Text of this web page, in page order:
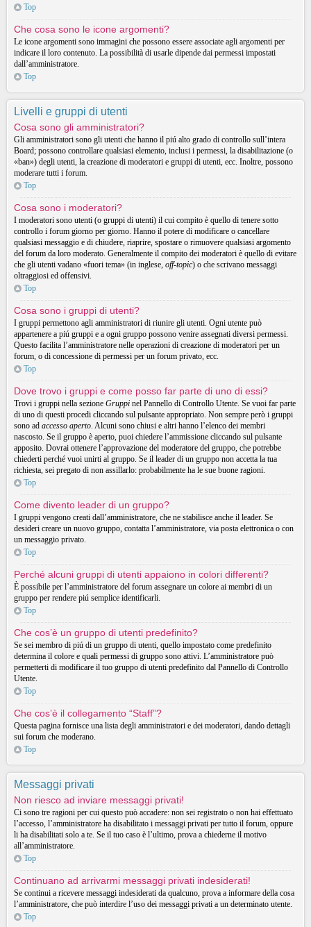
Top
Che cosa sono le icone argomenti?
Le icone argomenti sono immagini che possono essere associate agli argomenti per
indicare il loro contenuto. La possibilità di usarle dipende dai permessi impostati
dall’amministratore.
Top
Livelli e gruppi di utenti
Cosa sono gli amministratori?
Gli amministratori sono gli utenti che hanno il piú alto grado di controllo sull’intera
Board; possono controllare qualsiasi elemento, inclusi i permessi, la disabilitazione (o
«ban») degli utenti, la creazione di moderatori e gruppi di utenti, ecc. Inoltre, possono
moderare tutti i forum.
Top
Cosa sono i moderatori?
I moderatori sono utenti (o gruppi di utenti) il cui compito è quello di tenere sotto
controllo i forum giorno per giorno. Hanno il potere di modificare o cancellare
qualsiasi messaggio e di chiudere, riaprire, spostare o rimuovere qualsiasi argomento
del forum da loro moderato. Generalmente il compito dei moderatori è quello di evitare
che gli utenti vadano «fuori tema» (in inglese, off-topic) o che scrivano messaggi
oltraggiosi ed offensivi.
Top
Cosa sono i gruppi di utenti?
I gruppi permettono agli amministratori di riunire gli utenti. Ogni utente può
appartenere a piú gruppi e a ogni gruppo possono venire assegnati diversi permessi.
Questo facilita l’amministratore nelle operazioni di creazione di moderatori per un
forum, o di concessione di permessi per un forum privato, ecc.
Top
Dove trovo i gruppi e come posso far parte di uno di essi?
Trovi i gruppi nella sezione Gruppi nel Pannello di Controllo Utente. Se vuoi far parte
di uno di questi procedi cliccando sul pulsante appropriato. Non sempre però i gruppi
sono ad accesso aperto. Alcuni sono chiusi e altri hanno l’elenco dei membri
nascosto. Se il gruppo è aperto, puoi chiedere l’ammissione cliccando sul pulsante
apposito. Dovrai ottenere l’approvazione del moderatore del gruppo, che potrebbe
chiederti perché vuoi unirti al gruppo. Se il leader di un gruppo non accetta la tua
richiesta, sei pregato di non assillarlo: probabilmente ha le sue buone ragioni.
Top
Come divento leader di un gruppo?
I gruppi vengono creati dall’amministratore, che ne stabilisce anche il leader. Se
desideri creare un nuovo gruppo, contatta l’amministratore, via posta elettronica o con
un messaggio privato.
Top
Perché alcuni gruppi di utenti appaiono in colori differenti?
È possibile per l’amministratore del forum assegnare un colore ai membri di un
gruppo per rendere piú semplice identificarli.
Top
Che cos’è un gruppo di utenti predefinito?
Se sei membro di piú di un gruppo di utenti, quello impostato come predefinito
determina il colore e quali permessi di gruppo sono attivi. L’amministratore può
permetterti di modificare il tuo gruppo di utenti predefinito dal Pannello di Controllo
Utente.
Top
Che cos’è il collegamento “Staff”?
Questa pagina fornisce una lista degli amministratori e dei moderatori, dando dettagli
sui forum che moderano.
Top
Messaggi privati
Non riesco ad inviare messaggi privati!
Ci sono tre ragioni per cui questo può accadere: non sei registrato o non hai effettuato
l’accesso, l’amministratore ha disabilitato i messaggi privati per tutto il forum, oppure
li ha disabilitati solo a te. Se il tuo caso è l’ultimo, prova a chiederne il motivo
all’amministratore.
Top
Continuano ad arrivarmi messaggi privati indesiderati!
Se continui a ricevere messaggi indesiderati da qualcuno, prova a informare della cosa
l’amministratore, che può interdire l’uso dei messaggi privati a un determinato utente.
Top